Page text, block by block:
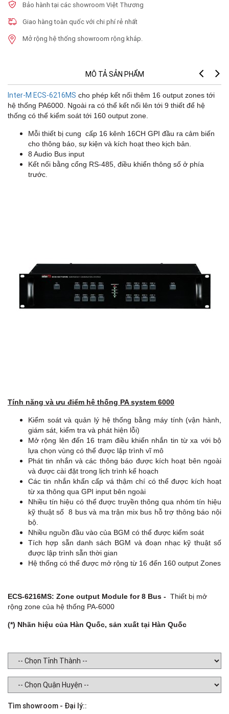
Bảo hành tại các showroom Việt Thương
Giao hàng toàn quốc với chi phí rẻ nhất
Mở rộng hệ thống showroom rộng khắp.
MÔ TẢ SẢN PHẨM
Inter-M ECS-6216MS cho phép kết nối thêm 16 output zones tới
hệ thống PA6000. Ngoài ra có thể kết nối lên tới 9 thiết để hệ
thống có thể kiểm soát tới 160 output zone.
Mỗi thiết bị cung cấp 16 kênh 16CH GPI đầu ra cảm biến
cho thông báo, sự kiện và kích hoạt theo kịch bản.
8 Audio Bus input
Kết nối bằng cổng RS-485, điều khiển thông số ở phía
trước.
Tính năng và ưu điểm hệ thống PA system 6000
Kiểm soát và quản lý hệ thống bằng máy tính (vận hành,
giám sát, kiểm tra và phát hiện lỗi)
Mở rộng lên đến 16 trạm điều khiển nhắn tin từ xa với bộ
lựa chọn vùng có thể được lập trình vĩ mô
Phát tin nhắn và các thông báo được kích hoạt bên ngoài
và được cài đặt trong lịch trình kế hoạch
Các tin nhắn khẩn cấp vá thậm chí có thể được kích hoạt
từ xa thông qua GPI input bên ngoài
Nhiều tín hiệu có thể được truyền thông qua nhóm tín hiệu
kỹ thuật số 8 bus và ma trận mix bus hỗ trợ thông báo nội
bộ.
Nhiều nguồn đầu vào của BGM có thể được kiểm soát
Tích hợp sẵn danh sách BGM và đoạn nhạc kỹ thuật số
được lập trình sẵn thời gian
Hệ thống có thể được mở rộng từ 16 đến 160 output Zones
ECS-6216MS: Zone output Module for 8 Bus - Thiết bị mở
rộng zone của hệ thống PA-6000
(*) Nhãn hiệu của Hàn Quốc, sản xuất tại Hàn Quốc
Tìm showroom - Đại lý::